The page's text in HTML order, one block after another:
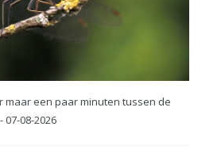
maar een paar minuten tussen de
08-2026